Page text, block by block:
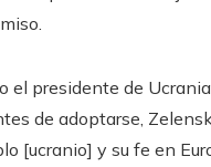
el presidente de
de adoptarse,
[ucranio] y su fe en